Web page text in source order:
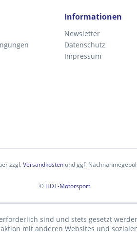
Informationen
Newsletter
Datenschutz
Impressum
zzgl.Versandkostenund ggf.
© HDT-Motorsport
sind und stets gesetzt
mit anderen Websites und